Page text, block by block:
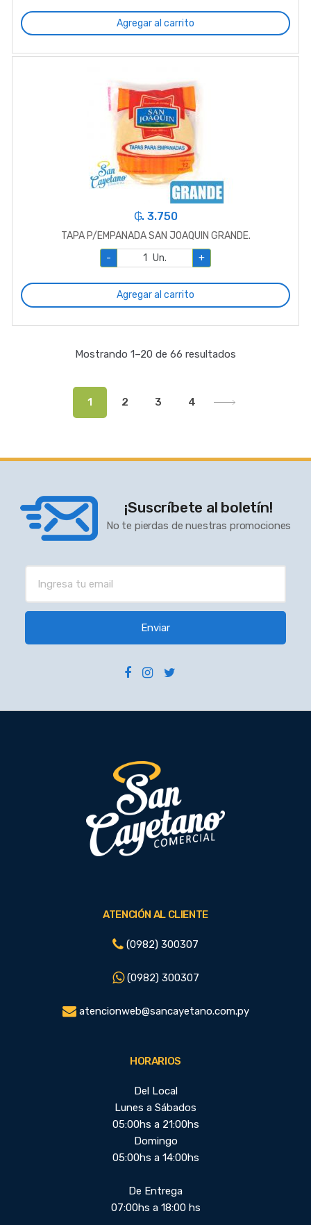
Agregar al carrito
₲. 3.750
TAPA P/EMPANADA SAN JOAQUIN GRANDE.
-
Un. +
Agregar al carrito
Mostrando 1–20 de 66 resultados
1 2 3 4
¡Suscríbete al boletín!
No te pierdas de nuestras promociones
Enviar
ATENCIÓN AL CLIENTE
(0982) 300307
(0982) 300307
atencionweb@sancayetano.com.py
HORARIOS
Del Local
Lunes a Sábados
05:00hs a 21:00hs
Domingo
05:00hs a 14:00hs
De Entrega
07:00hs a 18:00 hs